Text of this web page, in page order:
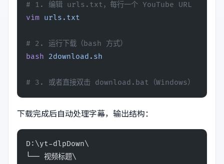
# 1. 编辑 urls.txt，每行一个 YouTube URL
vim urls.txt
# 2. 运行下载（bash 方式）
bash 2download.sh
# 3. 或者直接双击 download.bat（Windows）
下载完成后自动处理字幕，输出结构：
D:\yt-dlpDown\
└── 视频标题\